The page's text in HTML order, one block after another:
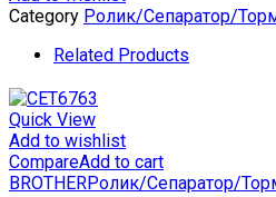
для
PANTUM
P2200/P2500/M6500/M6600
DGP0730
quantity
Category Ролик/Сепаратор/
Related Products
Quick View
Add to wishlist
CompareAdd to cart
BROTHERРолик/Сепаратор/